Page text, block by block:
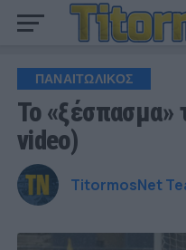
ΠΑΝΑΙΤΩΛΙΚΟΣ
Το «ξέσπασμα»
video)
TitormosNet